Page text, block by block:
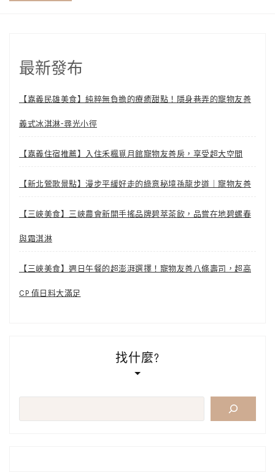
最新發布
【嘉義民雄美食】純粹無負擔的療癒甜點！隱身巷弄的寵物友善
義式冰淇淋-尋光小徑
【嘉義住宿推薦】入住禾楓覓月館寵物友善房，享受超大空間
【新北鶯歌景點】漫步平緩好走的綠意秘境孫龍步道｜寵物友善
【三峽美食】三峽農會新開手搖品牌碧萃茶飲，品嘗在地碧螺春
與霜淇淋
【三峽美食】週日午餐的超澎湃選擇！寵物友善八條壽司，超高
CP 值日料大滿足
找什麼?